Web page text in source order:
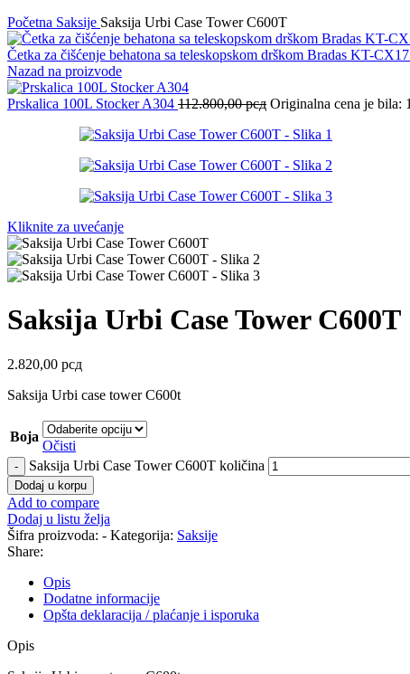
Početna Saksije Saksija Urbi Case Tower C600T
Četka za čišćenje behatona sa teleskopskom drškom Bradas KT-CX17
Nazad na proizvode
Prskalica 100L Stocker A304 112.800,00рсд Originalna cena je bila:
Kliknite za uvećanje
Saksija Urbi Case Tower C600T
2.820,00 рсд
Saksija Urbi case tower C600t
Boja
Očisti
Saksija Urbi Case Tower C600T količina
Dodaj u korpu
Add to compare
Dodaj u listu želja
Šifra proizvoda: - Kategorija: Saksije
Share:
Opis
Dodatne informacije
Opšta deklaracija / plaćanje i isporuka
Opis